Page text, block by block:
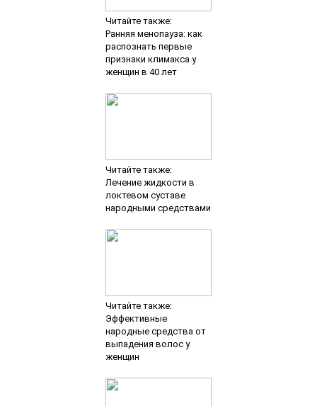
Читайте также:
Ранняя менопауза: как
распознать первые
признаки климакса у
женщин в 40 лет
Читайте также:
Лечение жидкости в
локтевом суставе
народными средствами
Читайте также:
Эффективные
народные средства от
выпадения волос у
женщин